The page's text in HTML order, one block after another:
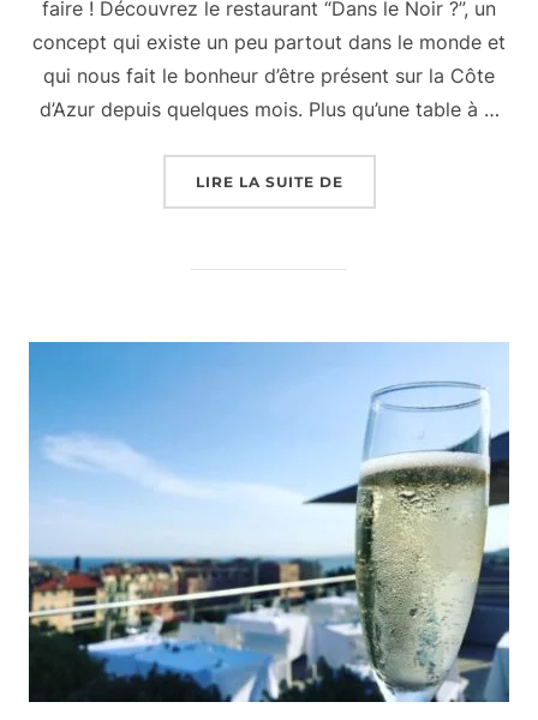
faire ! Découvrez le restaurant “Dans le Noir ?”, un
concept qui existe un peu partout dans le monde et
qui nous fait le bonheur d’être présent sur la Côte
d’Azur depuis quelques mois. Plus qu’une table à …
LIRE LA SUITE DE« L’EXPÉRIENCE DU